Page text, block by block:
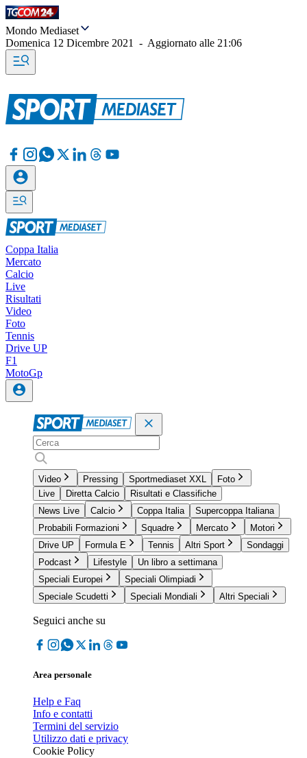
Mondo Mediaset
Domenica 12 Dicembre 2021
- Aggiornato alle 21:06
Coppa Italia
Mercato
Calcio
Live
Risultati
Video
Foto
Tennis
Drive UP
F1
MotoGp
Video Pressing Sportmediaset XXL
Foto
Live
Diretta Calcio
Risultati e Classifiche
News Live
Calcio Coppa Italia
Supercoppa Italiana
Probabili Formazioni
Squadre Mercato
Motori
Drive UP
Formula E Tennis Altri Sport
Sondaggi
Podcast
Lifestyle
Un libro a settimana
Speciali Europei
Speciali Olimpiadi
Speciale Scudetti
Speciali Mondiali Altri Speciali
Seguici anche su
Area personale
Help e Faq
Info e contatti
Termini del servizio
Utilizzo dati e privacy
Cookie Policy